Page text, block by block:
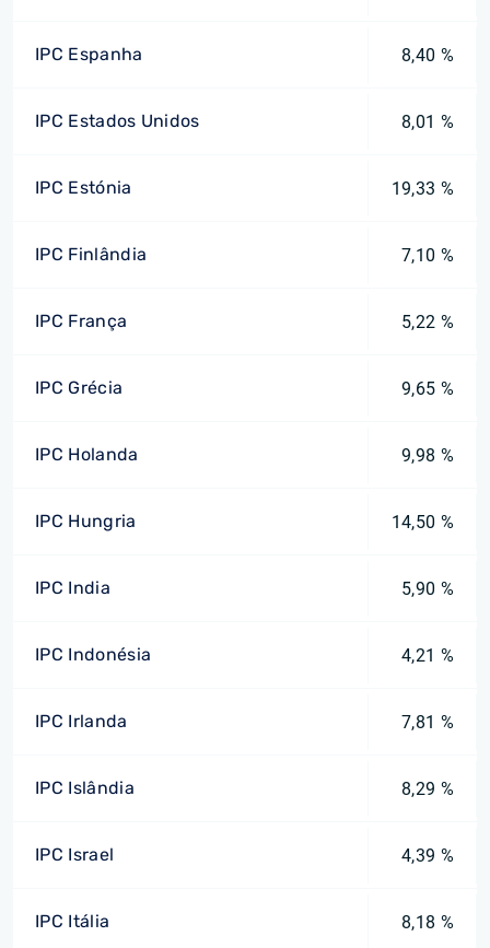
IPC Espanha 8,40 %
IPC Estados Unidos 8,01 %
IPC Estónia 19,33 %
IPC Finlândia 7,10 %
IPC França 5,22 %
IPC Grécia 9,65 %
IPC Holanda 9,98 %
IPC Hungria 14,50 %
IPC India 5,90 %
IPC Indonésia 4,21 %
IPC Irlanda 7,81 %
IPC Islândia 8,29 %
IPC Israel 4,39 %
IPC Itália 8,18 %